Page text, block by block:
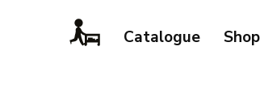
Catalogue Shop